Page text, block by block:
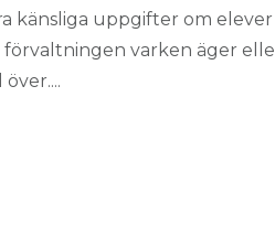
känsliga uppgifter om
förvaltningen varken äger